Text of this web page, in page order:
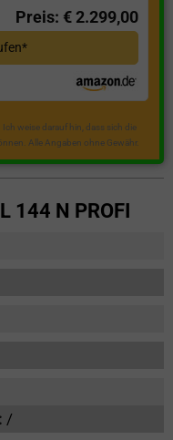
Preis: € 2.299,00
weise darauf hin, dass sich die
Alle Angaben ohne Gewähr.
144 N PROFI
/